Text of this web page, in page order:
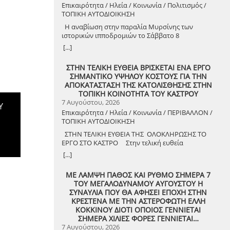
Επικαιρότητα / Ηλεία / Κοινωνία / Πολιτισμός /
ΤΟΠΙΚΗ ΑΥΤΟΔΙΟΙΚΗΣΗ
Η αναβίωση στην παραλία Μυρσίνης των
ιστορικών ιπποδρομιών το Σάββατο 8
Αυγούστου 2026
[...]
ΣΤΗΝ ΤΕΛΙΚΗ ΕΥΘΕΙΑ ΒΡΙΣΚΕΤΑΙ ΕΝΑ ΕΡΓΟ
ΣΗΜΑΝΤΙΚΟ ΥΨΗΛΟΥ ΚΟΣΤΟΥΣ ΓΙΑ ΤΗΝ
ΑΠΟΚΑΤΑΣΤΑΣΗ ΤΗΣ ΚΑΤΟΛΙΣΘΗΣΗΣ ΣΤΗΝ
ΤΟΠΙΚΗ ΚΟΙΝΟΤΗΤΑ ΤΟΥ ΚΑΣΤΡΟΥ
7 Αυγούστου, 2026
Επικαιρότητα / Ηλεία / Κοινωνία / ΠΕΡΙΒΑΛΛΟΝ /
ΤΟΠΙΚΗ ΑΥΤΟΔΙΟΙΚΗΣΗ
ΣΤΗΝ ΤΕΛΙΚΗ ΕΥΘΕΙΑ ΤΗΣ ΟΛΟΚΛΗΡΩΣΗΣ ΤΟ
ΕΡΓΟ ΣΤΟ ΚΑΣΤΡΟ Στην τελική ευθεία
ολοκλήρωσης βρίσκεται το κρίσιμο έργο
αποκατάστασης της κατολίσθησης στην Τ.Κ.
ευρώ. Έπειτα από αυτοψία που πραγματοποίησε
ο Δήμαρχος Ανδραβίδας-Κυλλήνης, Γιάννης
Λέντζας, μαζί με κλιμάκιο της Τεχνικής Υπηρεσίας
και εκπροσώπους της δημοτικής αρχής,
διαπιστώθηκε πως οι παρεμβάσεις προχωρούν
άμεσα και αυστηρά εντός των
[...]
ΜΕ ΛΑΜΨΗ ΠΑΘΟΣ ΚΑΙ ΡΥΘΜΟ ΣΗΜΕΡΑ 7
ΤΟΥ ΜΕΓΑΛΟΔΥΝΑΜΟΥ ΑΥΓΟΥΣΤΟΥ Η
ΣΥΝΑΥΛΙΑ ΠΟΥ ΘΑ ΑΦΗΣΕΙ ΕΠΟΧΗ ΣΤΗΝ
ΚΡΕΣΤΕΝΑ ΜΕ ΤΗΝ ΑΣΤΕΡΟΦΩΤΗ ΕΛΛΗ
ΚΟΚΚΙΝΟΥ ΔΙΟΤΙ ΟΠΟΙΟΣ ΓΕΝΝΙΕΤΑΙ
ΣΗΜΕΡΑ ΧΙΛΙΕΣ ΦΟΡΕΣ ΓΕΝΝΙΕΤΑΙ…
7 Αυγούστου, 2026